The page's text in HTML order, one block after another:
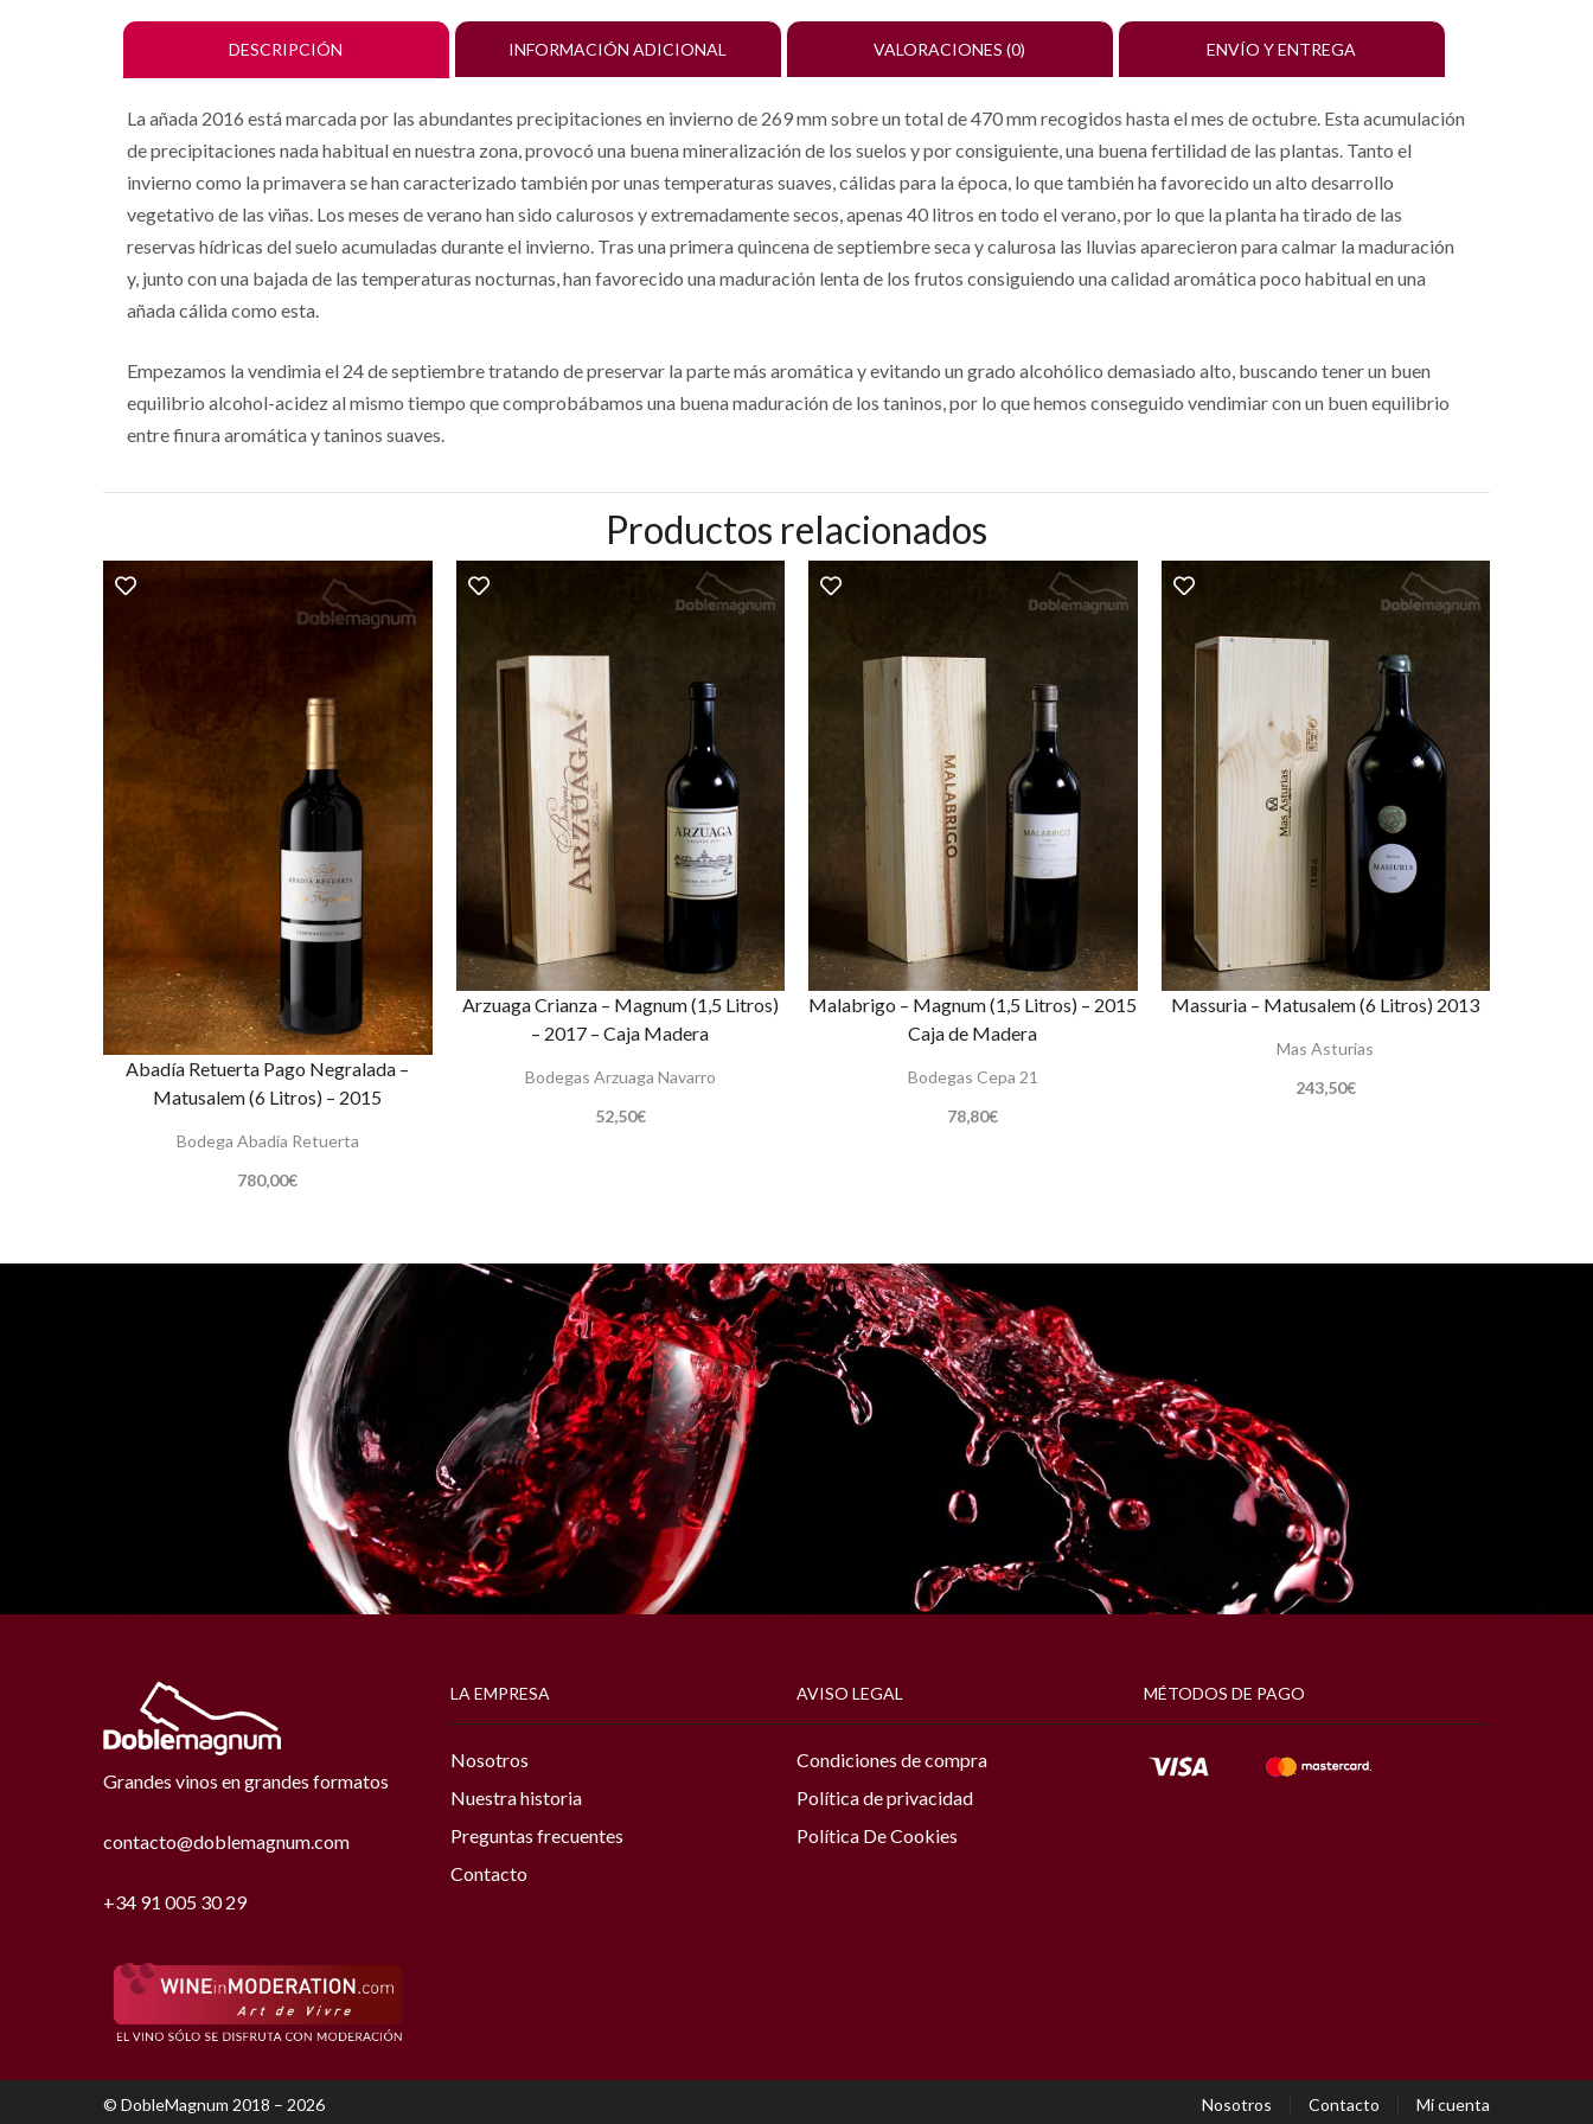
DESCRIPCIÓN INFORMACIÓN ADICIONAL VALORACIONES (0) ENVÍO Y ENTREGA
La añada 2016 está marcada por las abundantes precipitaciones en invierno de 269 mm sobre un total de 470 mm recogidos hasta el mes de octubre. Esta acumulación
de precipitaciones nada habitual en nuestra zona, provocó una buena mineralización de los suelos y por consiguiente, una buena fertilidad de las plantas. Tanto el
invierno como la primavera se han caracterizado también por unas temperaturas suaves, cálidas para la época, lo que también ha favorecido un alto desarrollo
vegetativo de las viñas. Los meses de verano han sido calurosos y extremadamente secos, apenas 40 litros en todo el verano, por lo que la planta ha tirado de las
reservas hídricas del suelo acumuladas durante el invierno. Tras una primera quincena de septiembre seca y calurosa las lluvias aparecieron para calmar la maduración
y, junto con una bajada de las temperaturas nocturnas, han favorecido una maduración lenta de los frutos consiguiendo una calidad aromática poco habitual en una
añada cálida como esta.
Empezamos la vendimia el 24 de septiembre tratando de preservar la parte más aromática y evitando un grado alcohólico demasiado alto, buscando tener un buen
equilibrio alcohol-acidez al mismo tiempo que comprobábamos una buena maduración de los taninos, por lo que hemos conseguido vendimiar con un buen equilibrio
entre finura aromática y taninos suaves.
Productos relacionados
Abadía Retuerta Pago Negralada –
Matusalem (6 Litros) – 2015
Bodega Abadía Retuerta
780,00€
Arzuaga Crianza – Magnum (1,5 Litros)
– 2017 – Caja Madera
Bodegas Arzuaga Navarro
52,50€
Malabrigo – Magnum (1,5 Litros) – 2015
Caja de Madera
Bodegas Cepa 21
78,80€
Massuria – Matusalem (6 Litros) 2013
Mas Asturias
243,50€
Grandes vinos en grandes formatos
contacto@doblemagnum.com
+34 91 005 30 29
LA EMPRESA
Nosotros
Nuestra historia
Preguntas frecuentes
Contacto
AVISO LEGAL
Condiciones de compra
Política de privacidad
Política De Cookies
MÉTODOS DE PAGO
© DobleMagnum 2018 – 2026 Nosotros Contacto Mi cuenta